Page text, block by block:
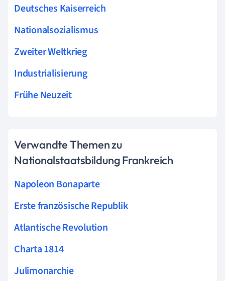
Deutsches Kaiserreich
Nationalsozialismus
Zweiter Weltkrieg
Industrialisierung
Frühe Neuzeit
Verwandte Themen zu
Nationalstaatsbildung Frankreich
Napoleon Bonaparte
Erste französische Republik
Atlantische Revolution
Charta 1814
Julimonarchie